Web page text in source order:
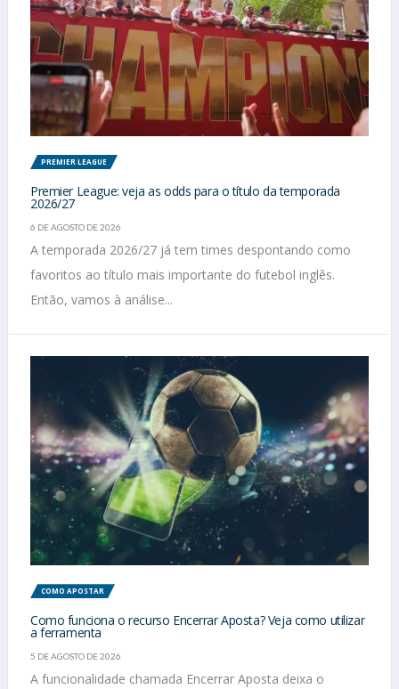
PREMIER LEAGUE
Premier League: veja as odds para o título da temporada
2026/27
6 DE AGOSTO DE 2026
A temporada 2026/27 já tem times despontando como
favoritos ao título mais importante do futebol inglês.
Então, vamos à análise...
COMO APOSTAR
Como funciona o recurso Encerrar Aposta? Veja como utilizar
a ferramenta
5 DE AGOSTO DE 2026
A funcionalidade chamada Encerrar Aposta deixa o